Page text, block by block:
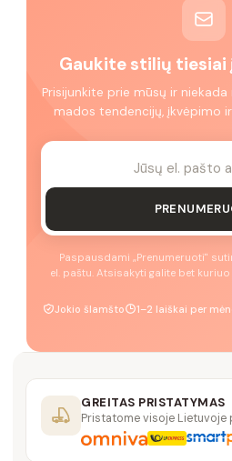
Gaukite stilių tiesiai
Prisijunkite prie mūsų ir
mados tendencijų, įkvėpimo
Paspausdami „Prenumeruoti"
el. paštu. Atsisakyti galite bet kuriuo
Jokio šlamšto 1–2 laiškai per
GREITAS PRISTATYMAS
Pristatome visoje Lietuvoje